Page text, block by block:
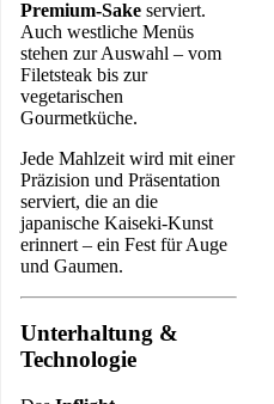
Premium-Sake serviert.
Auch westliche Menüs
stehen zur Auswahl – vom
Filetsteak bis zur
vegetarischen
Gourmetküche.
Jede Mahlzeit wird mit einer
Präzision und Präsentation
serviert, die an die
japanische Kaiseki-Kunst
erinnert – ein Fest für Auge
und Gaumen.
Unterhaltung &
Technologie